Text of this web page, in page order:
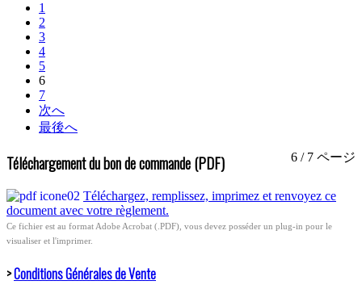
1
2
3
4
5
6
7
次へ
最後へ
6 / 7 ページ
Téléchargement du bon de commande (PDF)
Téléchargez, remplissez, imprimez et renvoyez ce
document avec votre règlement.
Ce fichier est au format Adobe Acrobat (.PDF), vous devez posséder un plug-in pour le
visualiser et l'imprimer.
>Conditions Générales de Vente